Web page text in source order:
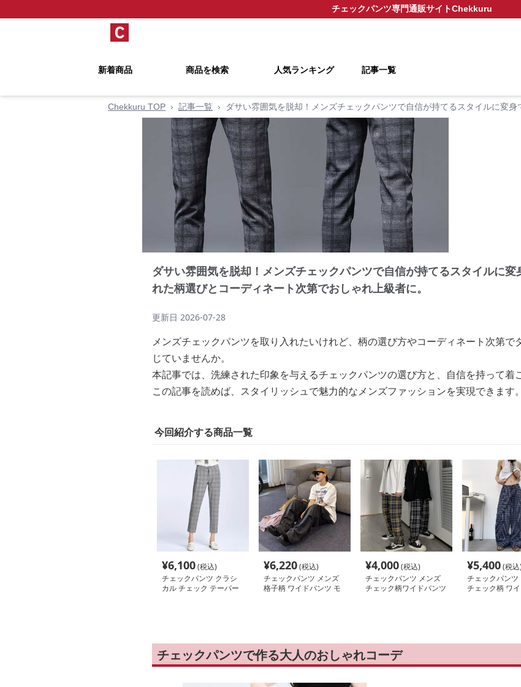
チェックパンツ専門通販サイトChekkuru
新着商品 商品を検索 人気ランキング 記事一覧
Chekkuru TOP › 記事一覧 › ダサい雰囲気を脱却！メンズチェックパンツで自信が持てるスタイルに変
ダサい雰囲気を脱却！メンズチェックパンツで自信が持てるスタイルに
れた柄選びとコーディネート次第でおしゃれ上級者に。
更新日 2026-07-28
メンズチェックパンツを取り入れたいけれど、柄の選び方やコーディネート次第
じていませんか。
本記事では、洗練された印象を与えるチェックパンツの選び方と、自信を持って着
この記事を読めば、スタイリッシュで魅力的なメンズファッションを実現できます。
今回紹介する商品一覧
¥6,100(税込)
チェックパンツ クラシ
カル チェック テーパー
¥6,220(税込)
チェックパンツ メンズ
格子柄 ワイドパンツ モ
¥4,000(税込)
チェックパンツ メンズ
チェック柄ワイドパンツ
¥5,400(税込)
チェックパンツ
チェック柄 ワ
チェックパンツで作る大人のおしゃれコーデ